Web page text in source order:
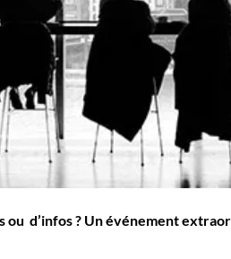
ou d’infos ? Un événement